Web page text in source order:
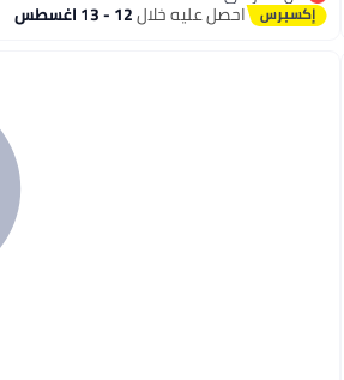
أقل سعر في السنة
احصل عليه خلال12 - 13 اغسطس